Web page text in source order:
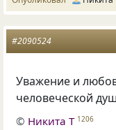
#2090524
Уважение и
человеческой
© Никита Т 1206